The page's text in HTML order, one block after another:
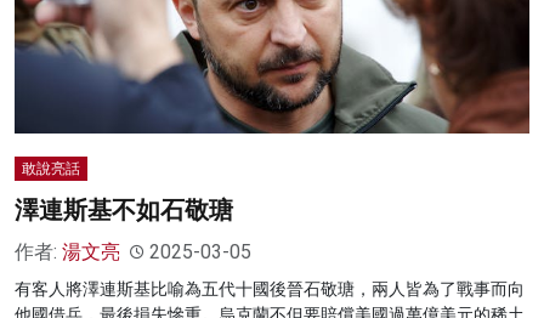
敢說亮話
澤連斯基不如石敬瑭
作者: 湯文亮 2025-03-05
有客人將澤連斯基比喻為五代十國後晉石敬瑭，兩人皆為了戰事而向